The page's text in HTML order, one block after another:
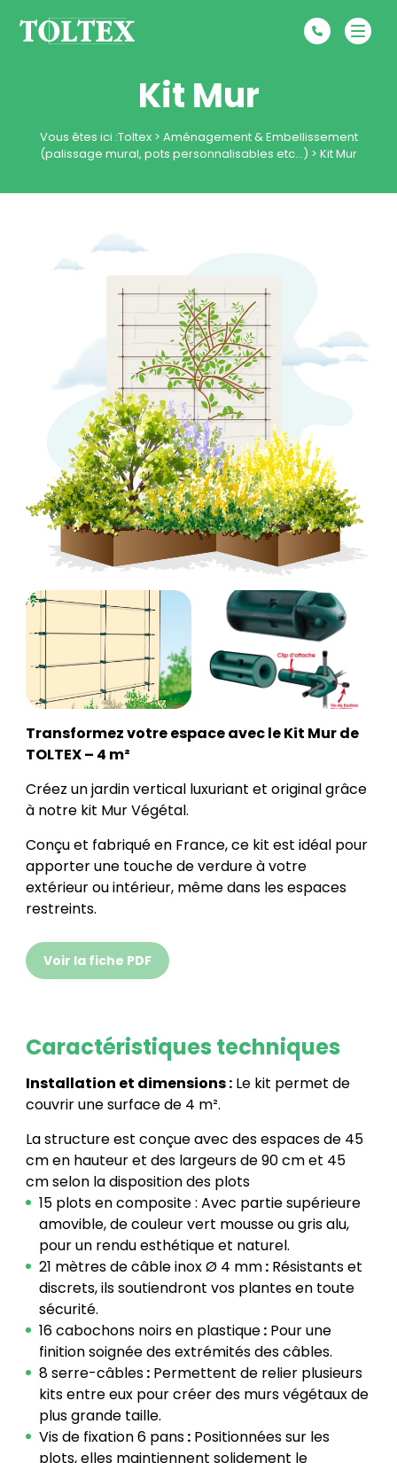
Kit Mur
Vous êtes ici :Toltex> Aménagement & Embellissement
(palissage mural, pots personnalisables etc…) > Kit Mur
Transformez votre espace avec le Kit Mur de
TOLTEX – 4 m²
Créez un jardin vertical luxuriant et original grâce
à notre kit Mur Végétal.
Conçu et fabriqué en France, ce kit est idéal pour
apporter une touche de verdure à votre
extérieur ou intérieur, même dans les espaces
restreints.
Voir la fiche PDF
Caractéristiques techniques
Installation et dimensions : Le kit permet de
couvrir une surface de 4 m².
La structure est conçue avec des espaces de 45
cm en hauteur et des largeurs de 90 cm et 45
cm selon la disposition des plots
15 plots en composite : Avec partie supérieure
amovible, de couleur vert mousse ou gris alu,
pour un rendu esthétique et naturel.
21 mètres de câble inox Ø 4 mm: Résistants et
discrets, ils soutiendront vos plantes en toute
sécurité.
16 cabochons noirs en plastique: Pour une
finition soignée des extrémités des câbles.
8 serre-câbles: Permettent de relier plusieurs
kits entre eux pour créer des murs végétaux de
plus grande taille.
Vis de fixation 6 pans: Positionnées sur les
plots, elles maintiennent solidement le